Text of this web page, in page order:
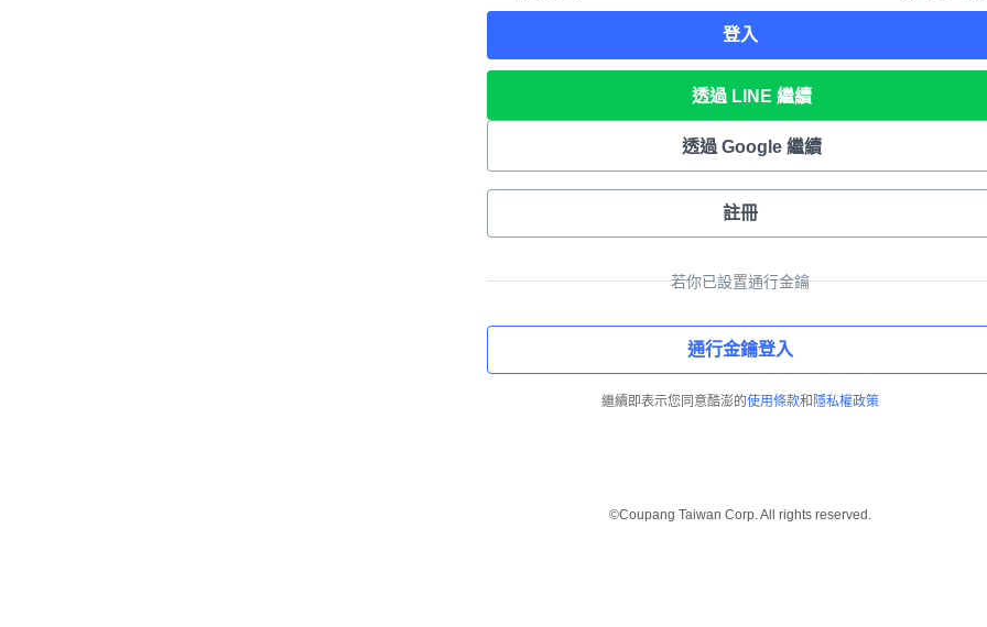
登入
透過 LINE 繼續
透過 Google 繼續
註冊
若你已設置通行金鑰
通行金鑰登入
繼續即表示您同意酷澎的使用條款和 隱私權政策
©Coupang Taiwan Corp. All rights reserved.